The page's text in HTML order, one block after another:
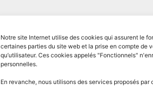
Notre site Internet utilise des cookies qui assurent le
certaines parties du site web et la prise en compte de
qu’utilisateur. Ces cookies appelés "Fonctionnels"
personnelles.
En revanche, nous utilisons des services proposés par